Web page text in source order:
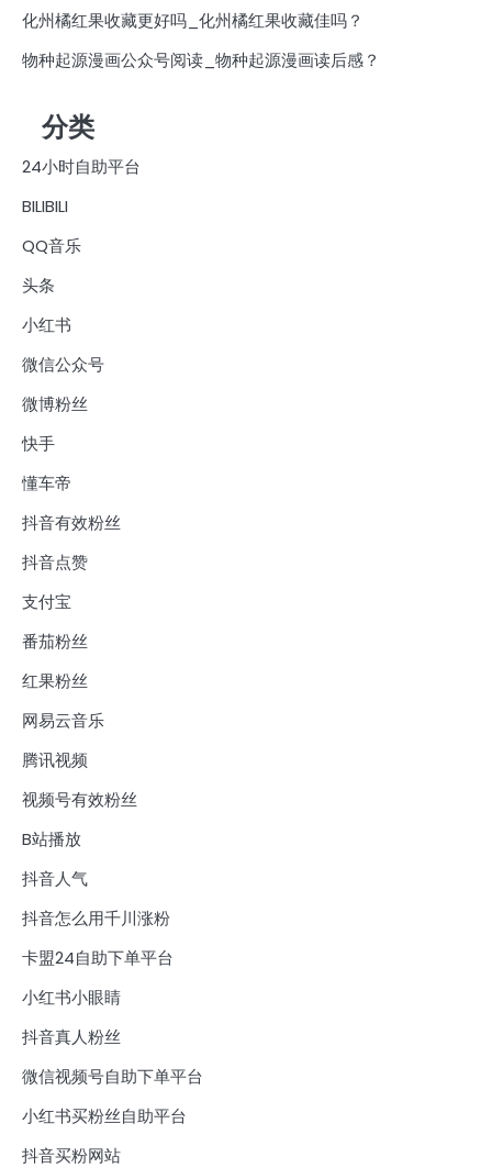
化州橘红果收藏更好吗_化州橘红果收藏佳吗？
物种起源漫画公众号阅读_物种起源漫画读后感？
分类
24小时自助平台
BILIBILI
QQ音乐
头条
小红书
微信公众号
微博粉丝
快手
懂车帝
抖音有效粉丝
抖音点赞
支付宝
番茄粉丝
红果粉丝
网易云音乐
腾讯视频
视频号有效粉丝
B站播放
抖音人气
抖音怎么用千川涨粉
卡盟24自助下单平台
小红书小眼睛
抖音真人粉丝
微信视频号自助下单平台
小红书买粉丝自助平台
抖音买粉网站